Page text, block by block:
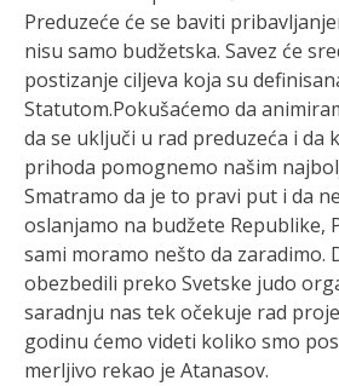
Preduzeće će se baviti
nisu samo budžetska. Savez će
postizanje ciljeva koja su
Statutom.Pokušaćemo da
da se uključi u rad preduzeća i da
prihoda pomognemo našim
Smatramo da je to pravi put i da
oslanjamo na budžete Republike,
sami moramo nešto da zaradimo.
obezbedili preko Svetske judo
saradnju nas tek očekuje rad
godinu ćemo videti koliko smo
merljivo rekao je Atanasov.